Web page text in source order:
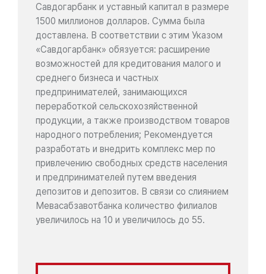
Савдогарбанк и уставный капитал в размере
1500 миллионов долларов. Сумма была
доставлена. В соответствии с этим Указом
«Савдогарбанк» обязуется: расширение
возможностей для кредитования малого и
среднего бизнеса и частных
предпринимателей, занимающихся
переработкой сельскохозяйственной
продукции, а также производством товаров
народного потребления; Рекомендуется
разработать и внедрить комплекс мер по
привлечению свободных средств населения
и предпринимателей путем введения
депозитов и депозитов. В связи со слиянием
Мевасабзавотбанка количество филиалов
увеличилось на 10 и увеличилось до 55.